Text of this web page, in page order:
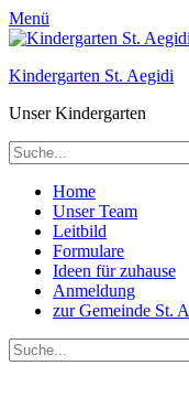
Menü
Kindergarten St. Aegidi
Unser Kindergarten
Suchen
nach:
Primäres
Menü
Zum
Inhalt
springen
Home
Unser Team
Leitbild
Formulare
Ideen für zuhause
Anmeldung
zur Gemeinde St.
Suchen
Suchen
nach: